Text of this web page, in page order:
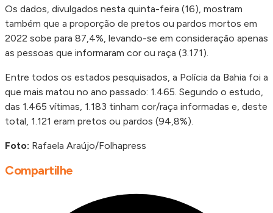
Os dados, divulgados nesta quinta-feira (16), mostram
também que a proporção de pretos ou pardos mortos em
2022 sobe para 87,4%, levando-se em consideração apenas
as pessoas que informaram cor ou raça (3.171).
Entre todos os estados pesquisados, a Polícia da Bahia foi a
que mais matou no ano passado: 1.465. Segundo o estudo,
das 1.465 vítimas, 1.183 tinham cor/raça informadas e, deste
total, 1.121 eram pretos ou pardos (94,8%).
Foto: Rafaela Araújo/Folhapress
Compartilhe